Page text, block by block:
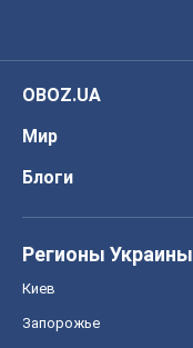
OBOZ.UA
Мир
Блоги
Регионы Украины
Киев
Запорожье